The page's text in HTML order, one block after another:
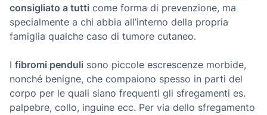
consigliato a tutti come forma di prevenzione, ma
specialmente a chi abbia all’interno della propria
famiglia qualche caso di tumore cutaneo.
I fibromi penduli sono piccole escrescenze morbide,
nonché benigne, che compaiono spesso in parti del
corpo per le quali siano frequenti gli sfregamenti es.
palpebre, collo, inguine ecc. Per via dello sfregamento